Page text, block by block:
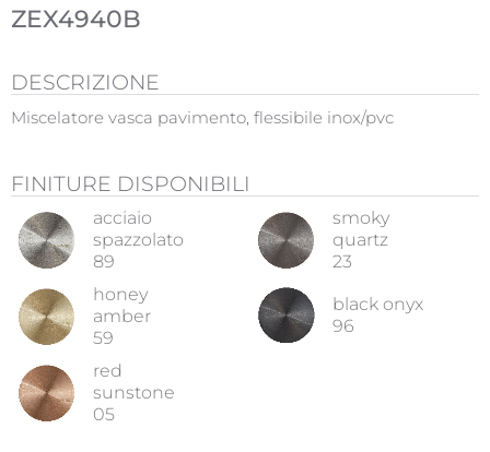
ZEX4940B
DESCRIZIONE
Miscelatore vasca pavimento, flessibile inox/pvc
FINITURE DISPONIBILI
acciaio
spazzolato
89
smoky
quartz
23
honey
amber
59
black onyx
96
red
sunstone
05